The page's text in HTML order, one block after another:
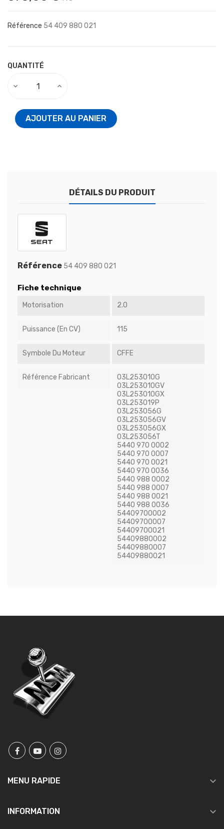
Référence 54 409 880 021
QUANTITÉ
AJOUTER AU PANIER
DÉTAILS DU PRODUIT
Référence 54 409 880 021
Fiche technique
Motorisation 2.0
Puissance (en CV) 115
Symbole Du Moteur CFFE
Référence Fabricant
03L253010G
03L253010GV
03L253010GX
03L253019P
03L253056G
03L253056GV
03L253056GX
03L253056T
5440 970 0002
5440 970 0007
5440 970 0021
5440 970 0036
5440 988 0002
5440 988 0007
5440 988 0021
5440 988 0036
54409700002
54409700007
54409700021
54409880002
54409880007
54409880021
MENU RAPIDE 
INFORMATION 